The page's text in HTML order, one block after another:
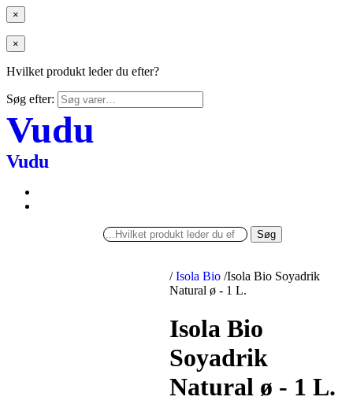
×
×
Hvilket produkt leder du efter?
Søg efter:
Vudu
Vudu
Søg
/ Isola Bio /Isola Bio Soyadrik
Natural ø - 1 L.
Isola Bio
Soyadrik
Natural ø - 1 L.